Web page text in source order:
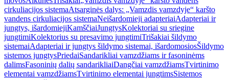
cirkuliacijos sistemaAtsarginės dalys: „Vamzdis vamzdyje“ karšto
vandens cirkuliacijos sistemaNeišardomieji adapteriaiAdapteriai ir
jungtys, išardomiejiKamščiaiJungtysKolektoriai su sriegine
jungtimiKolektorius su presavimo jungtimiTrišakiai šildymo
sistemaiAdapteriai ir jungtys šildymo sistemai, išardomosiosŠildymo
sistemos jungtysPriedaiSandarikliai vamzdžiams ir fasoninėms
dalimsFasoninių dalių sandarikliaiDangčiai vamzdžiamsTvirtinimo
elementai vamzdžiamsTvirtinimo elementai jungtimsSistemos